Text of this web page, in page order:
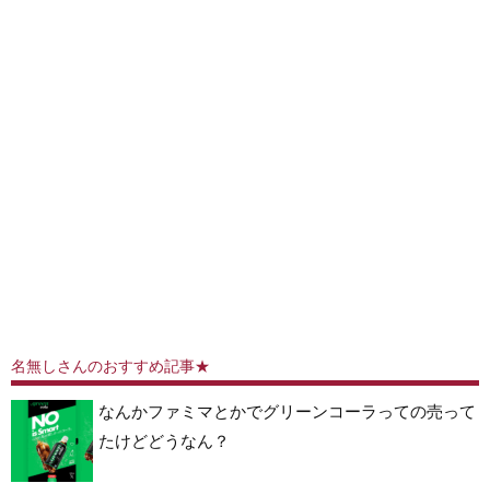
名無しさんのおすすめ記事★
なんかファミマとかでグリーンコーラっての売って
たけどどうなん？